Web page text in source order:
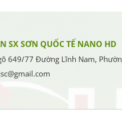
SX SƠN QUỐC TẾ NANO HD
649/77 Đường Lĩnh Nam,